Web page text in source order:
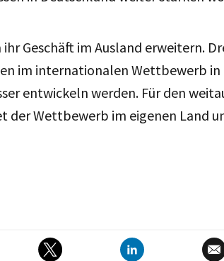
Geschäft im Ausland erweitern.
im internationalen Wettbewerb in
entwickeln werden. Für den
der Wettbewerb im eigenen Land